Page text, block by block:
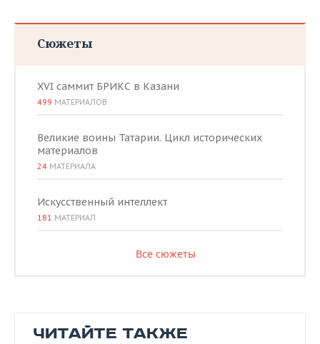
Сюжеты
XVI саммит БРИКС в Казани
499 МАТЕРИАЛОВ
Великие воины Татарии. Цикл исторических
материалов
24 МАТЕРИАЛА
Искусственный интеллект
181 МАТЕРИАЛ
Все сюжеты
ЧИТАЙТЕ ТАКЖЕ